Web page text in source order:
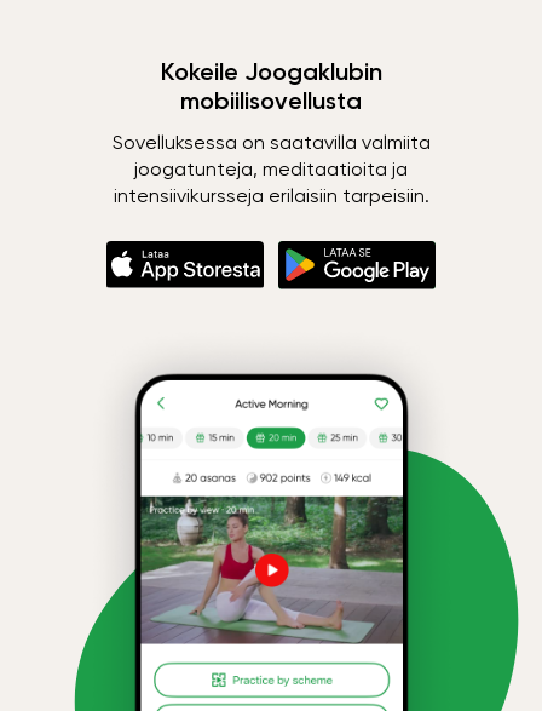
Kokeile Joogaklubin
mobiilisovellusta
Sovelluksessa on saatavilla valmiita
joogatunteja, meditaatioita ja
intensiivikursseja erilaisiin tarpeisiin.